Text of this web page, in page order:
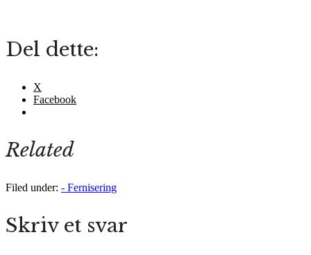
Del dette:
X
Facebook
Related
Filed under: - Fernisering
Skriv et svar